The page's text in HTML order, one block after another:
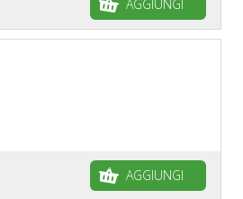
AGGIUNGI
AGGIUNGI